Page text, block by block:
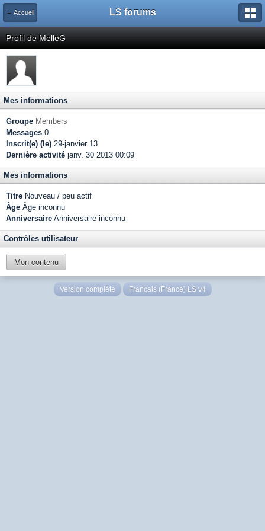
← Accueil LS forums
Profil de MelleG
Mes informations
Groupe Members
Messages 0
Inscrit(e) (le) 29-janvier 13
Dernière activité janv. 30 2013 00:09
Mes informations
Titre Nouveau / peu actif
Âge Âge inconnu
Anniversaire Anniversaire inconnu
Contrôles utilisateur
Mon contenu
Version complète Français (France) LS v4